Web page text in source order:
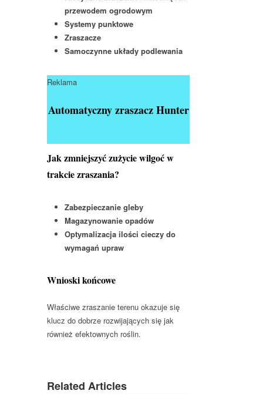
przewodem ogrodowym
Systemy punktowe
Zraszacze
Samoczynne układy podlewania
Reklama
Automatyczny zraszacz Hunter
Jak zmniejszyć zużycie wilgoć w
trakcie zraszania?
Zabezpieczanie gleby
Magazynowanie opadów
Optymalizacja ilości cieczy do
wymagań upraw
Wnioski końcowe
Właściwe zraszanie terenu okazuje się
klucz do dobrze rozwijających się jak
również efektownych roślin.
Related Articles